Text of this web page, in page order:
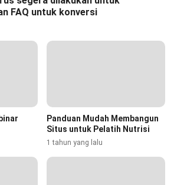
FAQ untuk konversi
Panduan Mudah Membangun
Situs untuk Pelatih Nutrisi
1 tahun yang lalu